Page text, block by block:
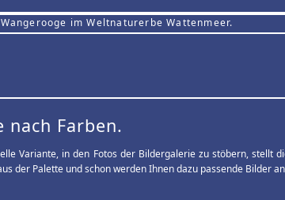
im Weltnaturerbe Wattenmeer.
nach Farben.
Variante, in den Fotos der Bildergalerie zu stöbern, stellt
der Palette und schon werden Ihnen dazu passende Bilder